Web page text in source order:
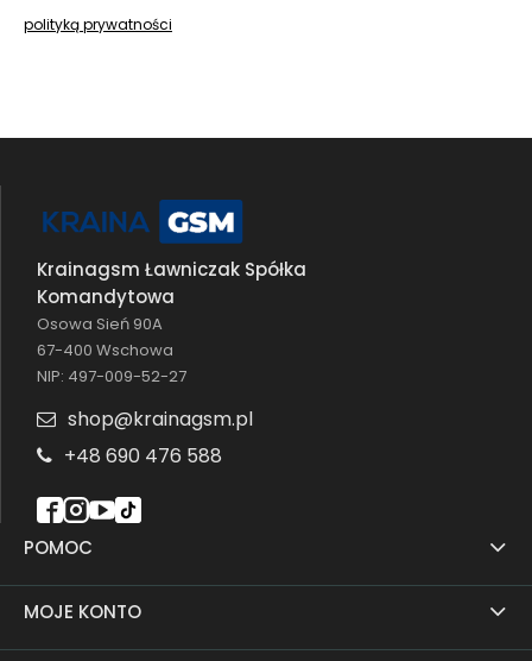
polityką prywatności
POMOC
MOJE KONTO
Krainagsm Ławniczak Spółka
Komandytowa
Osowa Sień 90A
67-400 Wschowa
NIP: 497-009-52-27
shop@krainagsm.pl
+48 690 476 588